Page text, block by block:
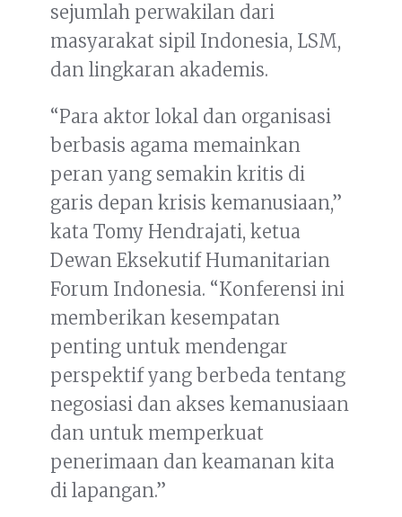
sejumlah perwakilan dari
masyarakat sipil Indonesia, LSM,
dan lingkaran akademis.
“Para aktor lokal dan organisasi
berbasis agama memainkan
peran yang semakin kritis di
garis depan krisis kemanusiaan,”
kata Tomy Hendrajati, ketua
Dewan Eksekutif Humanitarian
Forum Indonesia. “Konferensi ini
memberikan kesempatan
penting untuk mendengar
perspektif yang berbeda tentang
negosiasi dan akses kemanusiaan
dan untuk memperkuat
penerimaan dan keamanan kita
di lapangan.”